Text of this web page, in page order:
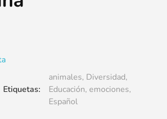
Etiquetas:
animales, Diversidad,
Educación, emociones,
Español